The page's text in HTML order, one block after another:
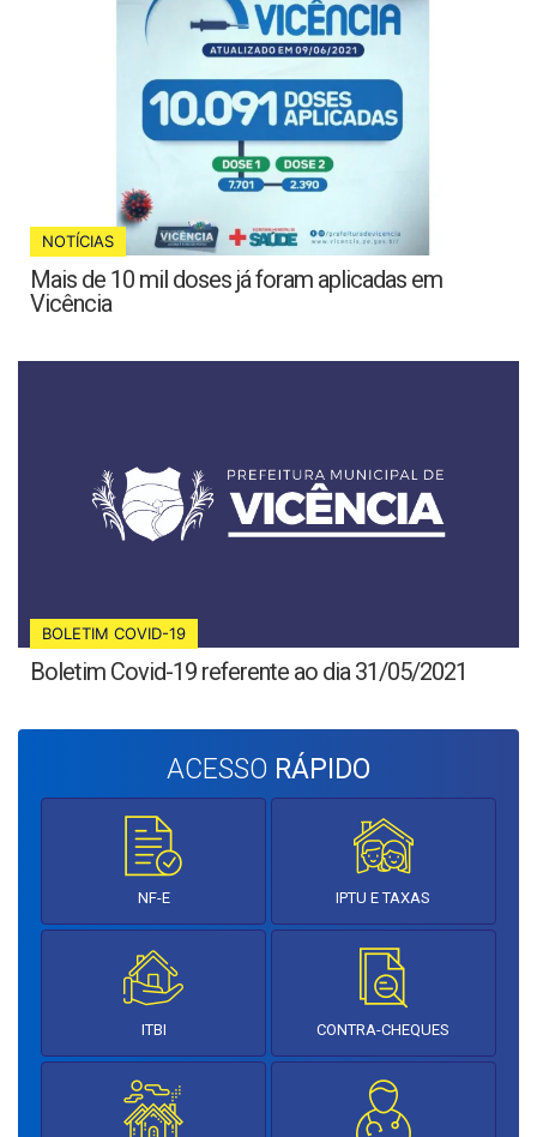
NOTÍCIAS
Mais de 10 mil doses já foram aplicadas em
Vicência
BOLETIM COVID-19
Boletim Covid-19 referente ao dia 31/05/2021
ACESSO RÁPIDO
NF-E IPTU E TAXAS
ITBI CONTRA-CHEQUES